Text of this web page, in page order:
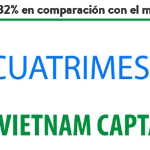
en comparación con el